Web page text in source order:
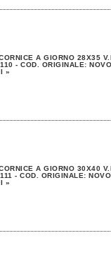
A GIORNO 28X35
- COD. ORIGINALE:
»
A GIORNO 30X40
- COD. ORIGINALE:
»